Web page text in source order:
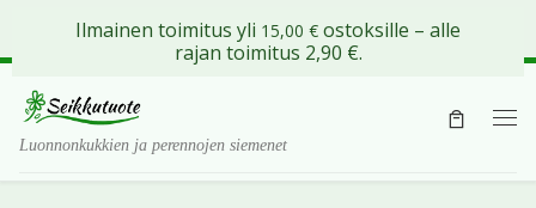
Skip to content
Luonnonkukkien ja perennojen siemenet
Ilmainen toimitus yli 15,00 € ostoksille – alle
rajan toimitus 2,90 €.